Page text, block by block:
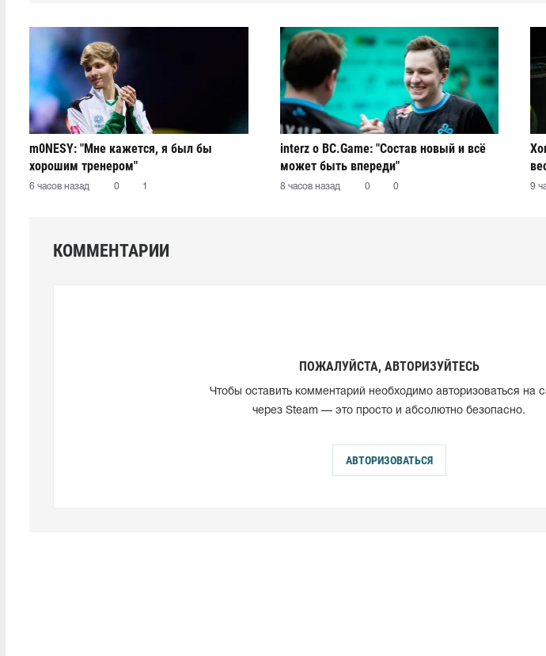
m0NESY: "Мне кажется, я был бы
хорошим тренером"
6 часов назад 0 1
interz о BC.Game: "Состав новый и всё
может быть впереди"
8 часов назад 0 0 9
КОММЕНТАРИИ
ПОЖАЛУЙСТА, АВТОРИЗУЙТЕСЬ
Чтобы оставить комментарий необходимо авторизоваться на
через Steam — это просто и абсолютно безопасно.
АВТОРИЗОВАТЬСЯ